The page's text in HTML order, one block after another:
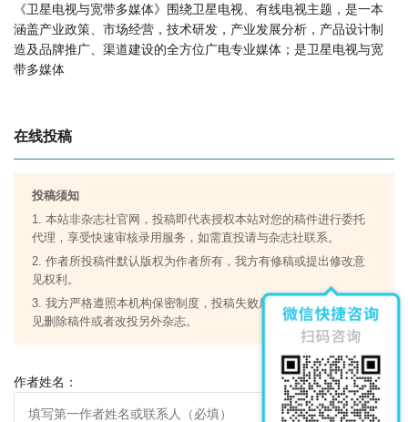
卫星电视与宽带多媒体审稿要多久？
卫星电视与宽带多媒体是国家级期刊吗？
《卫星电视与宽带多媒体》围绕卫星电视、有线电视主题，是一本
涵盖产业政策、市场经营，技术研发，产业发展分析，产品设计制
造及品牌推广、渠道建设的全方位广电专业媒体；是卫星电视与宽
带多媒体
在线投稿
投稿须知
1. 本站非杂志社官网，投稿即代表授权本站对您的稿件进行委托
代理，享受快速审核录用服务，如需直投请与杂志社联系。
2. 作者所投稿件默认版权为作者所有，我方有修稿或提出修改意
见权利。
3. 我方严格遵照本机构保密制度，投稿失败后，遵从原创作者意
见删除稿件或者改投另外杂志。
作者姓名：